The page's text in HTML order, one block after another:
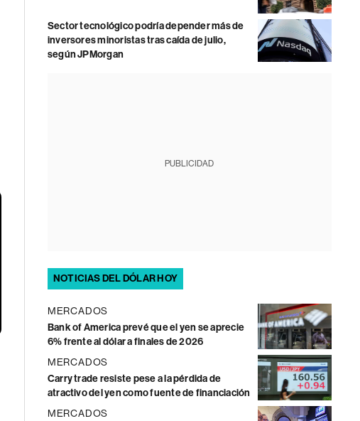
Sector tecnológico podría depender más de
inversores minoristas tras caída de julio,
según JPMorgan
PUBLICIDAD
NOTICIAS DEL DÓLAR HOY
MERCADOS
Bank of America prevé que el yen se aprecie
6% frente al dólar a finales de 2026
MERCADOS
Carry trade resiste pese a la pérdida de
atractivo del yen como fuente de financiación
MERCADOS